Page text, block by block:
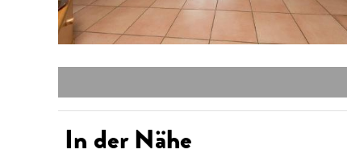
In der Nähe